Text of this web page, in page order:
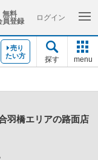
無料
員登録
ログイン
売り
たい方
探す menu
羽橋エリアの路面店